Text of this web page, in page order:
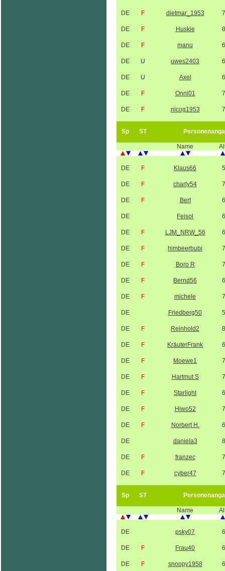
DE F dietmar_1953
DE F Huskie
DE F manu
DE U uwes2403
DE U Axel
DE F Onni01
DE F nicog1953
Sp ST
Name
DE F Klaus66
DE F charly54
DE F Bert
DE Feisol
DE F LJM_NRW_56
DE F himbeerbubi
DE F Boro R
DE F Bernd56
DE F michele
DE Friedberg50
DE F Reinhold2
DE F KräuterFrank
DE F Moewe1
DE F Hartmut S
DE F Starlight
DE F Hiwo52
DE F Norbert H.
DE daniela3
DE F franzec
DE F cyber47
Sp ST
Name
DE psky07
DE F Frau40
DE F snoopy1958